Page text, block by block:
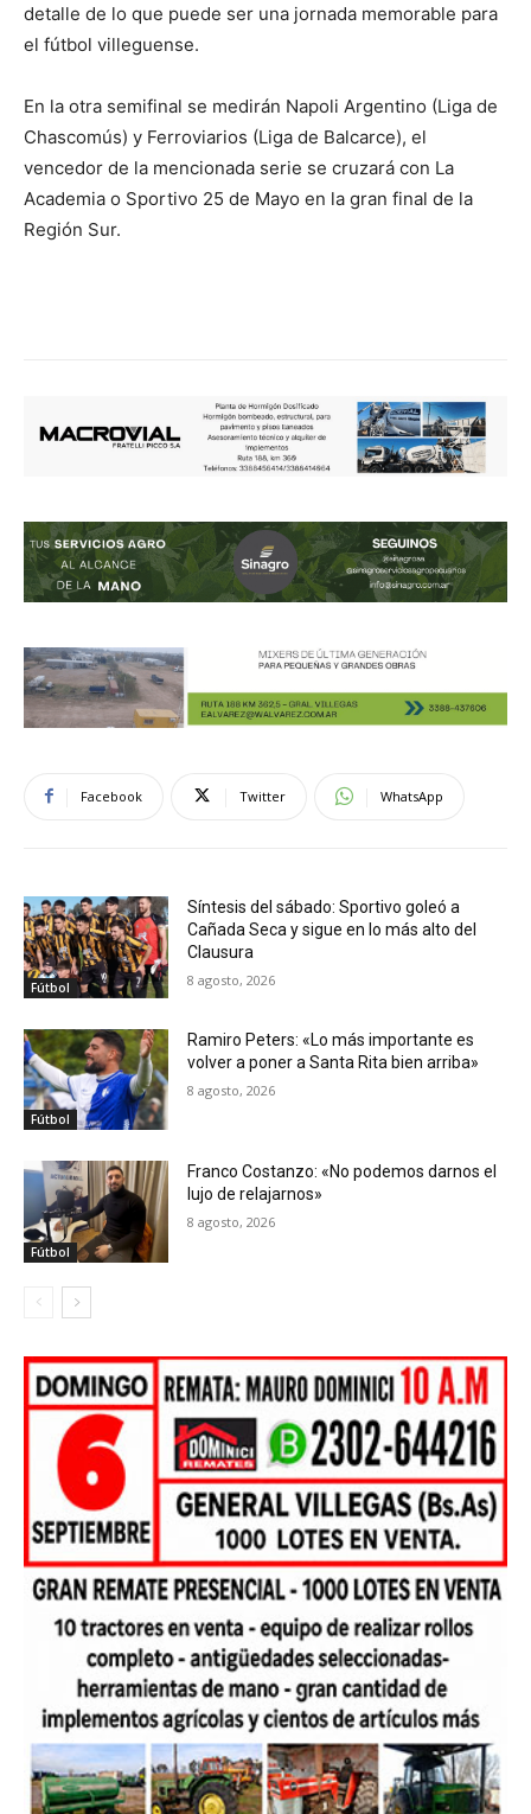
detalle de lo que puede ser una jornada memorable para
el fútbol villeguense.
En la otra semifinal se medirán Napoli Argentino (Liga de
Chascomús) y Ferroviarios (Liga de Balcarce), el
vencedor de la mencionada serie se cruzará con La
Academia o Sportivo 25 de Mayo en la gran final de la
Región Sur.
Facebook Twitter WhatsApp
Fútbol
Síntesis del sábado: Sportivo goleó a
Cañada Seca y sigue en lo más alto del
Clausura
8 agosto, 2026
Fútbol
Ramiro Peters: «Lo más importante es
volver a poner a Santa Rita bien arriba»
8 agosto, 2026
Fútbol
Franco Costanzo: «No podemos darnos el
lujo de relajarnos»
8 agosto, 2026